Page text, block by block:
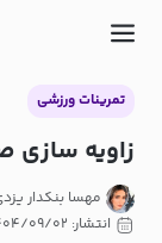
تمرینات ورزشی
زاویه سازی
مهسا بنکدار
انتشار: ۱۴۰۴/۰۹/۰۲